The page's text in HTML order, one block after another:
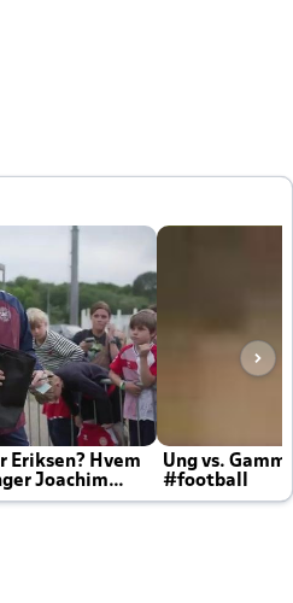
Eriksen? Hvem
Joachim
Ung vs.
#football